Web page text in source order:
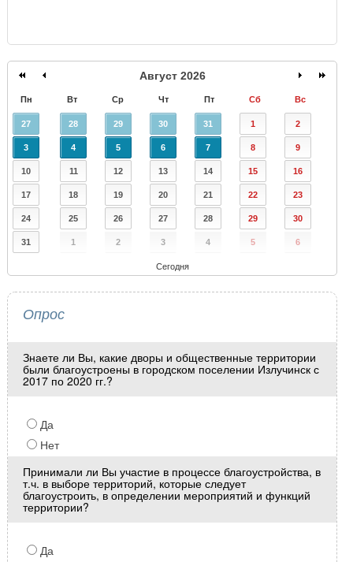
Август 2026
Пн Вт Ср Чт Пт Сб Вс
27 28 29 30 31 1 2
3 4 5 6 7 8 9
10 11 12 13 14 15 16
17 18 19 20 21 22 23
24 25 26 27 28 29 30
31 1 2 3 4 5 6
Сегодня
Опрос
Знаете ли Вы, какие дворы и общественные территории
были благоустроены в городском поселении Излучинск с
2017 по 2020 гг.?
Да
Нет
Принимали ли Вы участие в процессе благоустройства, в
т.ч. в выборе территорий, которые следует
благоустроить, в определении мероприятий и функций
территории?
Да